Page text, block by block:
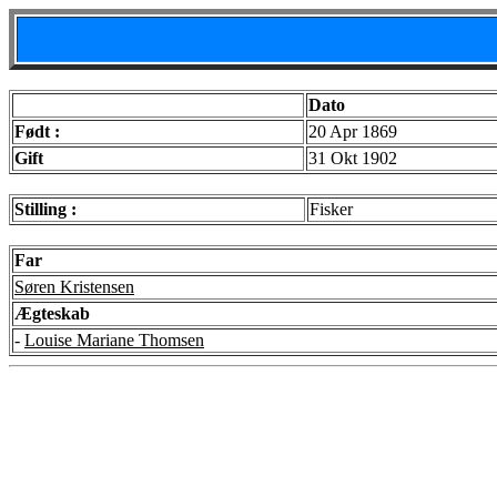
Dato
Født :
20 Apr 1869
Gift
31 Okt 1902
Stilling : Fisker
Far
Søren Kristensen
Ægteskab
- Louise Mariane Thomsen